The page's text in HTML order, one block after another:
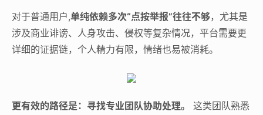
对于普通用户,单纯依赖多次“点按举报”往往不够，尤其是
涉及商业诽谤、人身攻击、侵权等复杂情况，平台需要更
详细的证据链，个人精力有限，情绪也易被消耗。
更有效的路径是：寻找专业团队协助处理。
这类团队熟悉